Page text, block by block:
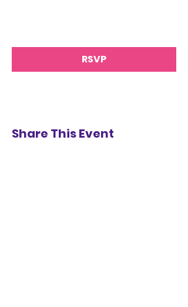
RSVP
Share This Event